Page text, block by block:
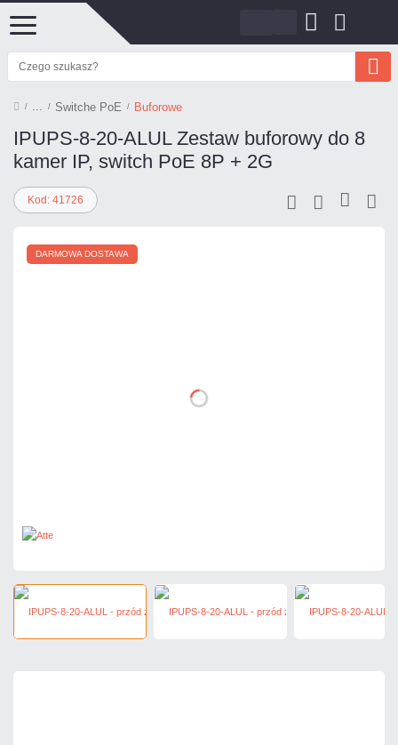
Switche PoE Buforowe
IPUPS-8-20-ALUL Zestaw buforowy do 8
kamer IP, switch PoE 8P + 2G
Kod: 41726
DARMOWA DOSTAWA